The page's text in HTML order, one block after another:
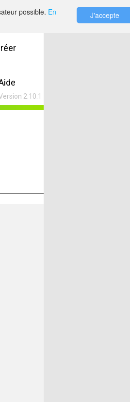
2.10.1
possible. En
J'accepte